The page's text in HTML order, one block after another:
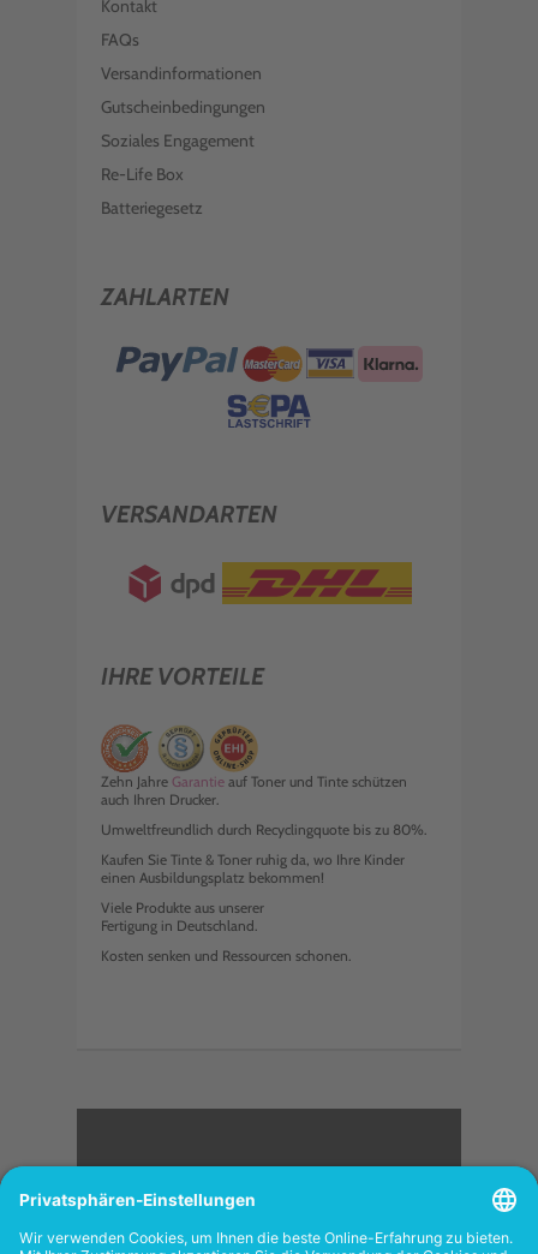
Kontakt
FAQs
Versandinformationen
Gutscheinbedingungen
Soziales Engagement
Re-Life Box
Batteriegesetz
ZAHLARTEN
VERSANDARTEN
IHRE VORTEILE
Zehn Jahre Garantie auf Toner und Tinte schützen
auch Ihren Drucker.
Umweltfreundlich durch Recyclingquote bis zu 80%.
Kaufen Sie Tinte & Toner ruhig da, wo Ihre Kinder
einen Ausbildungsplatz bekommen!
Viele Produkte aus unserer
Fertigung in Deutschland.
Kosten senken und Ressourcen schonen.
<